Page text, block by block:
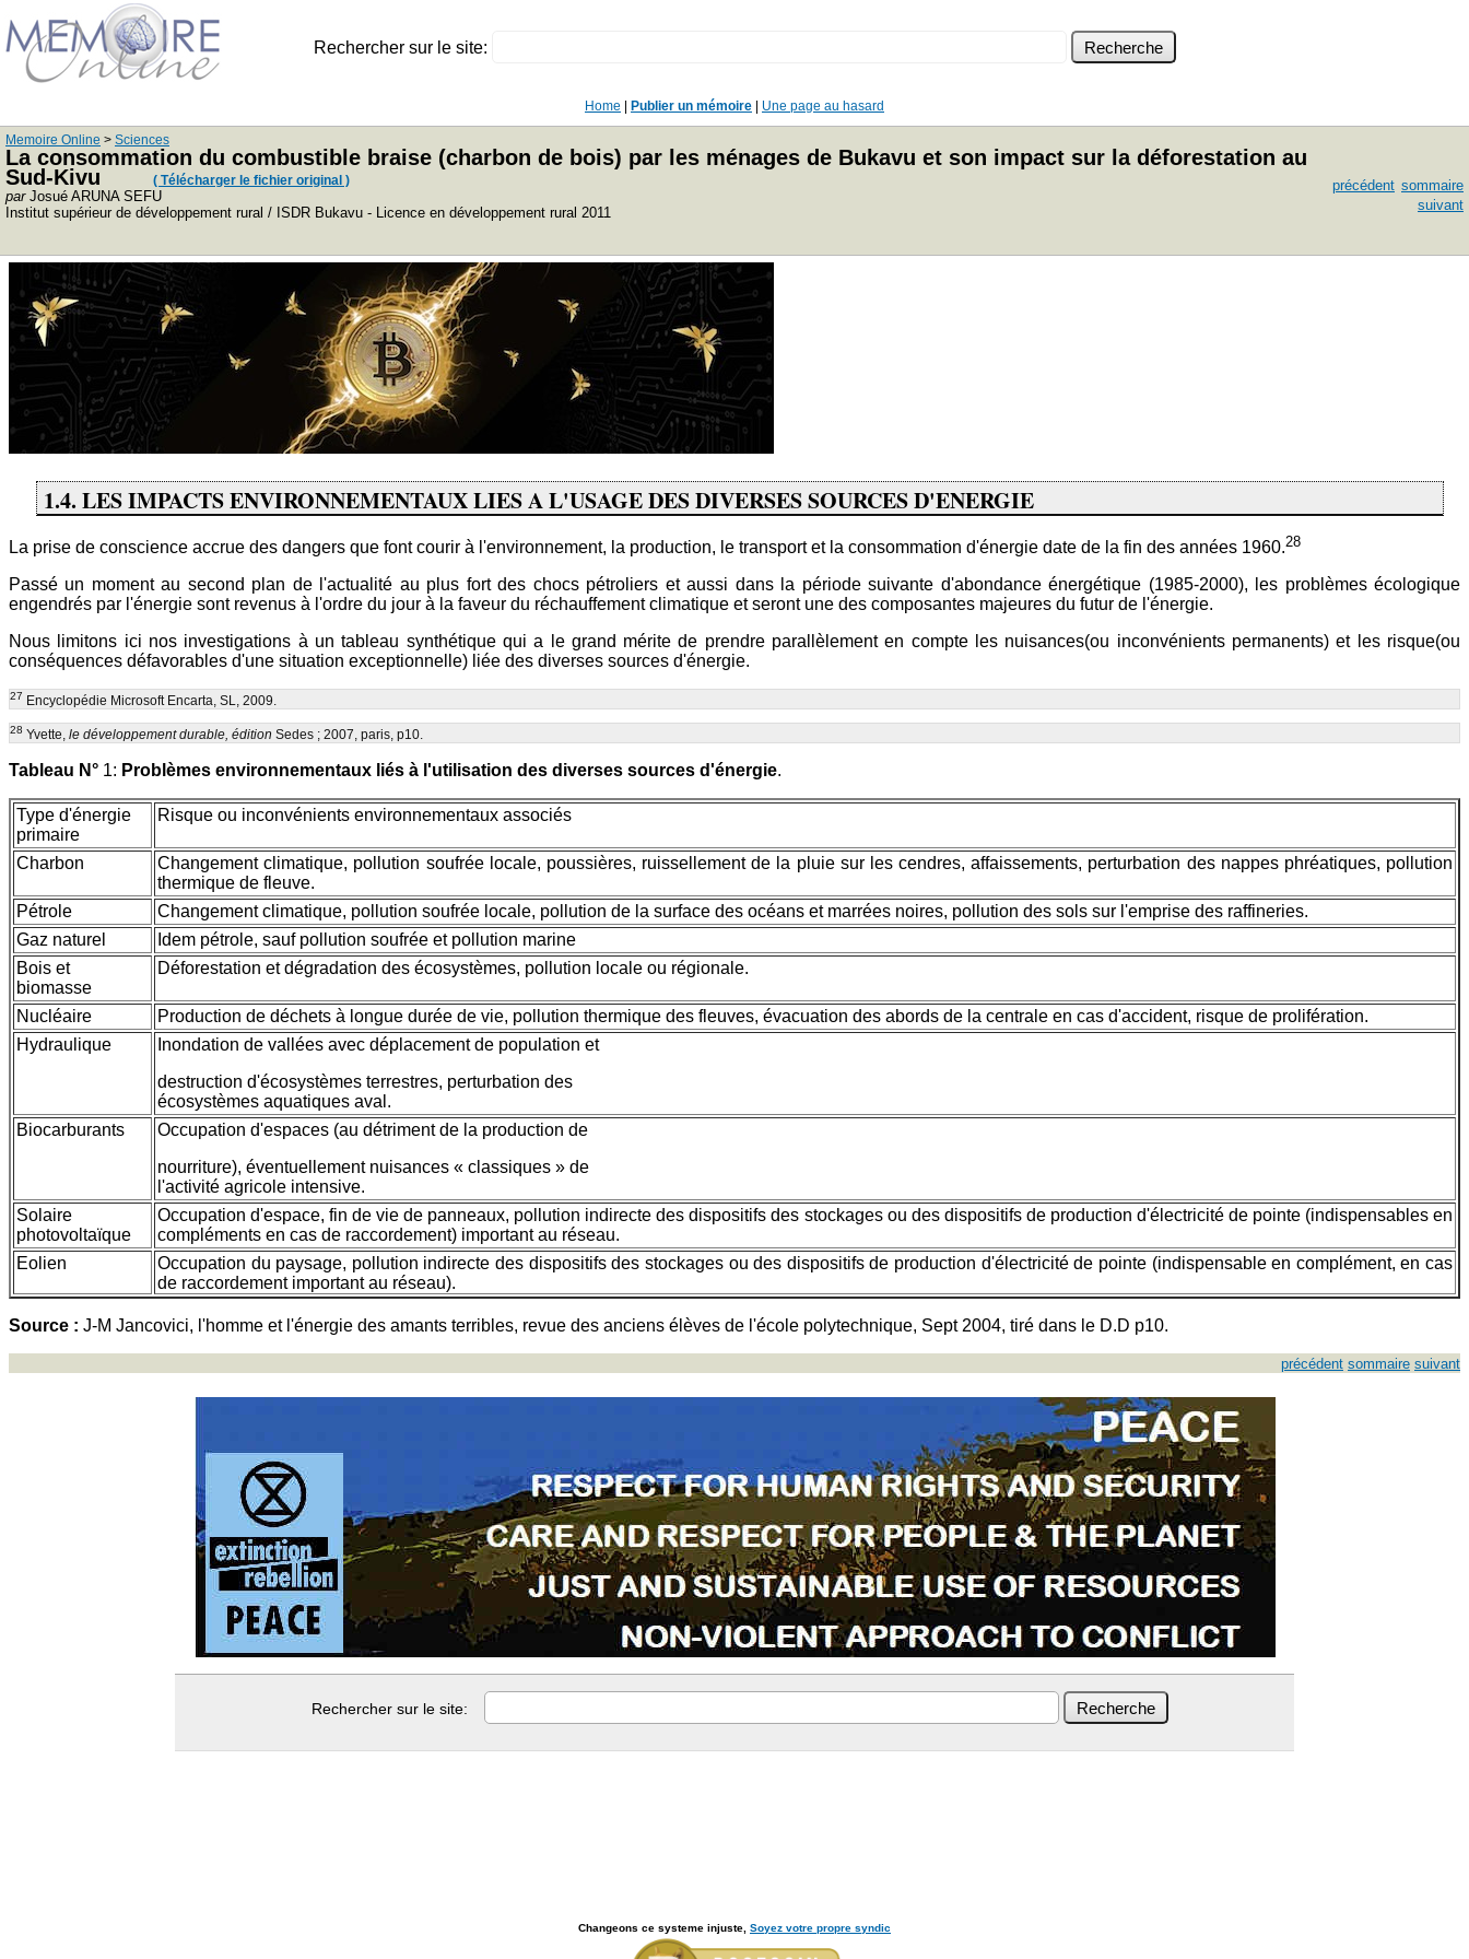
Rechercher sur le site:
Home Publier un mémoire Une page au hasard
Memoire Online > Sciences
La consommation du combustible braise (charbon de bois) par les ménages de Bukavu et son impact sur la déforestation au
Sud-Kivu
( Télécharger le fichier original )
parJosué ARUNA SEFU
Institut supérieur de développement rural / ISDR Bukavu - Licence en développement rural 2011
précédent sommaire
suivant
1.4. LES IMPACTS ENVIRONNEMENTAUX LIES A L'USAGE DES DIVERSES SOURCES D'ENERGIE
La prise de conscience accrue des dangers que font courir à l'environnement, la production, le transport et la consommation d'énergie date de la fin des années 1960.28
Passé un moment au second plan de l'actualité au plus fort des chocs pétroliers et aussi dans la période suivante d'abondance énergétique (1985-2000), les problèmes écologique
engendrés par l'énergie sont revenus à l'ordre du jour à la faveur du réchauffement climatique et seront une des composantes majeures du futur de l'énergie.
Nous limitons ici nos investigations à un tableau synthétique qui a le grand mérite de prendre parallèlement en compte les nuisances(ou inconvénients permanents) et les risque(ou
conséquences défavorables d'une situation exceptionnelle) liée des diverses sources d'énergie.
27 Encyclopédie Microsoft Encarta, SL, 2009.
28 Yvette, le développement durable, édition Sedes ; 2007, paris, p10.
Tableau N° 1: Problèmes environnementaux liés à l'utilisation des diverses sources d'énergie.
Type d'énergie
primaire
Risque ou inconvénients environnementaux associés
Charbon
Changement climatique, pollution soufrée locale, poussières, ruissellement de la pluie sur les cendres, affaissements, perturbation des nappes phréatiques, pollution
thermique de fleuve.
Pétrole
Changement climatique, pollution soufrée locale, pollution de la surface des océans et marrées noires, pollution des sols sur l'emprise des raffineries.
Gaz naturel
Idem pétrole, sauf pollution soufrée et pollution marine
Bois et
biomasse
Déforestation et dégradation des écosystèmes, pollution locale ou régionale.
Nucléaire
Production de déchets à longue durée de vie, pollution thermique des fleuves, évacuation des abords de la centrale en cas d'accident, risque de prolifération.
Hydraulique
Inondation de vallées avec déplacement de population et
destruction d'écosystèmes terrestres, perturbation des
écosystèmes aquatiques aval.
Biocarburants
Occupation d'espaces (au détriment de la production de
nourriture), éventuellement nuisances « classiques » de
l'activité agricole intensive.
Solaire
photovoltaïque
Occupation d'espace, fin de vie de panneaux, pollution indirecte des dispositifs des stockages ou des dispositifs de production d'électricité de pointe (indispensables en
compléments en cas de raccordement) important au réseau.
Eolien
Occupation du paysage, pollution indirecte des dispositifs des stockages ou des dispositifs de production d'électricité de pointe (indispensable en complément, en cas
de raccordement important au réseau).
Source : J-M Jancovici, l'homme et l'énergie des amants terribles, revue des anciens élèves de l'école polytechnique, Sept 2004, tiré dans le D.D p10.
précédent sommaire suivant
Rechercher sur le site:
Changeons ce systeme injuste, Soyez votre propre syndic